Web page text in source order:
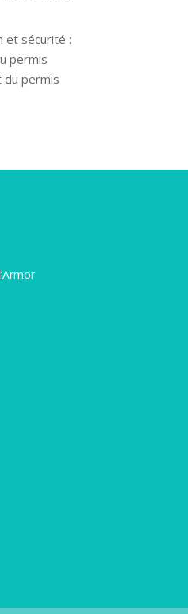
et sécurité :
permis
permis